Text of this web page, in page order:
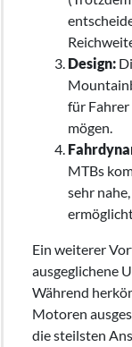
Design:
für Fahrer
mögen.
MTBs
sehr
Ein weiterer
ausgeglichene
Während
Motoren
die steilsten